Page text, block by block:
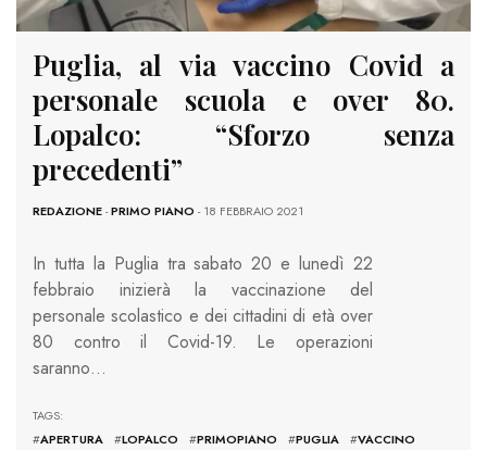
Puglia, al via vaccino Covid a
personale scuola e over 80.
Lopalco: “Sforzo senza
precedenti”
REDAZIONE-PRIMO PIANO - 18 FEBBRAIO 2021
In tutta la Puglia tra sabato 20 e lunedì 22
febbraio inizierà la vaccinazione del
personale scolastico e dei cittadini di età over
80 contro il Covid-19. Le operazioni
saranno…
TAGS:
#APERTURA #LOPALCO #PRIMOPIANO #PUGLIA #VACCINO